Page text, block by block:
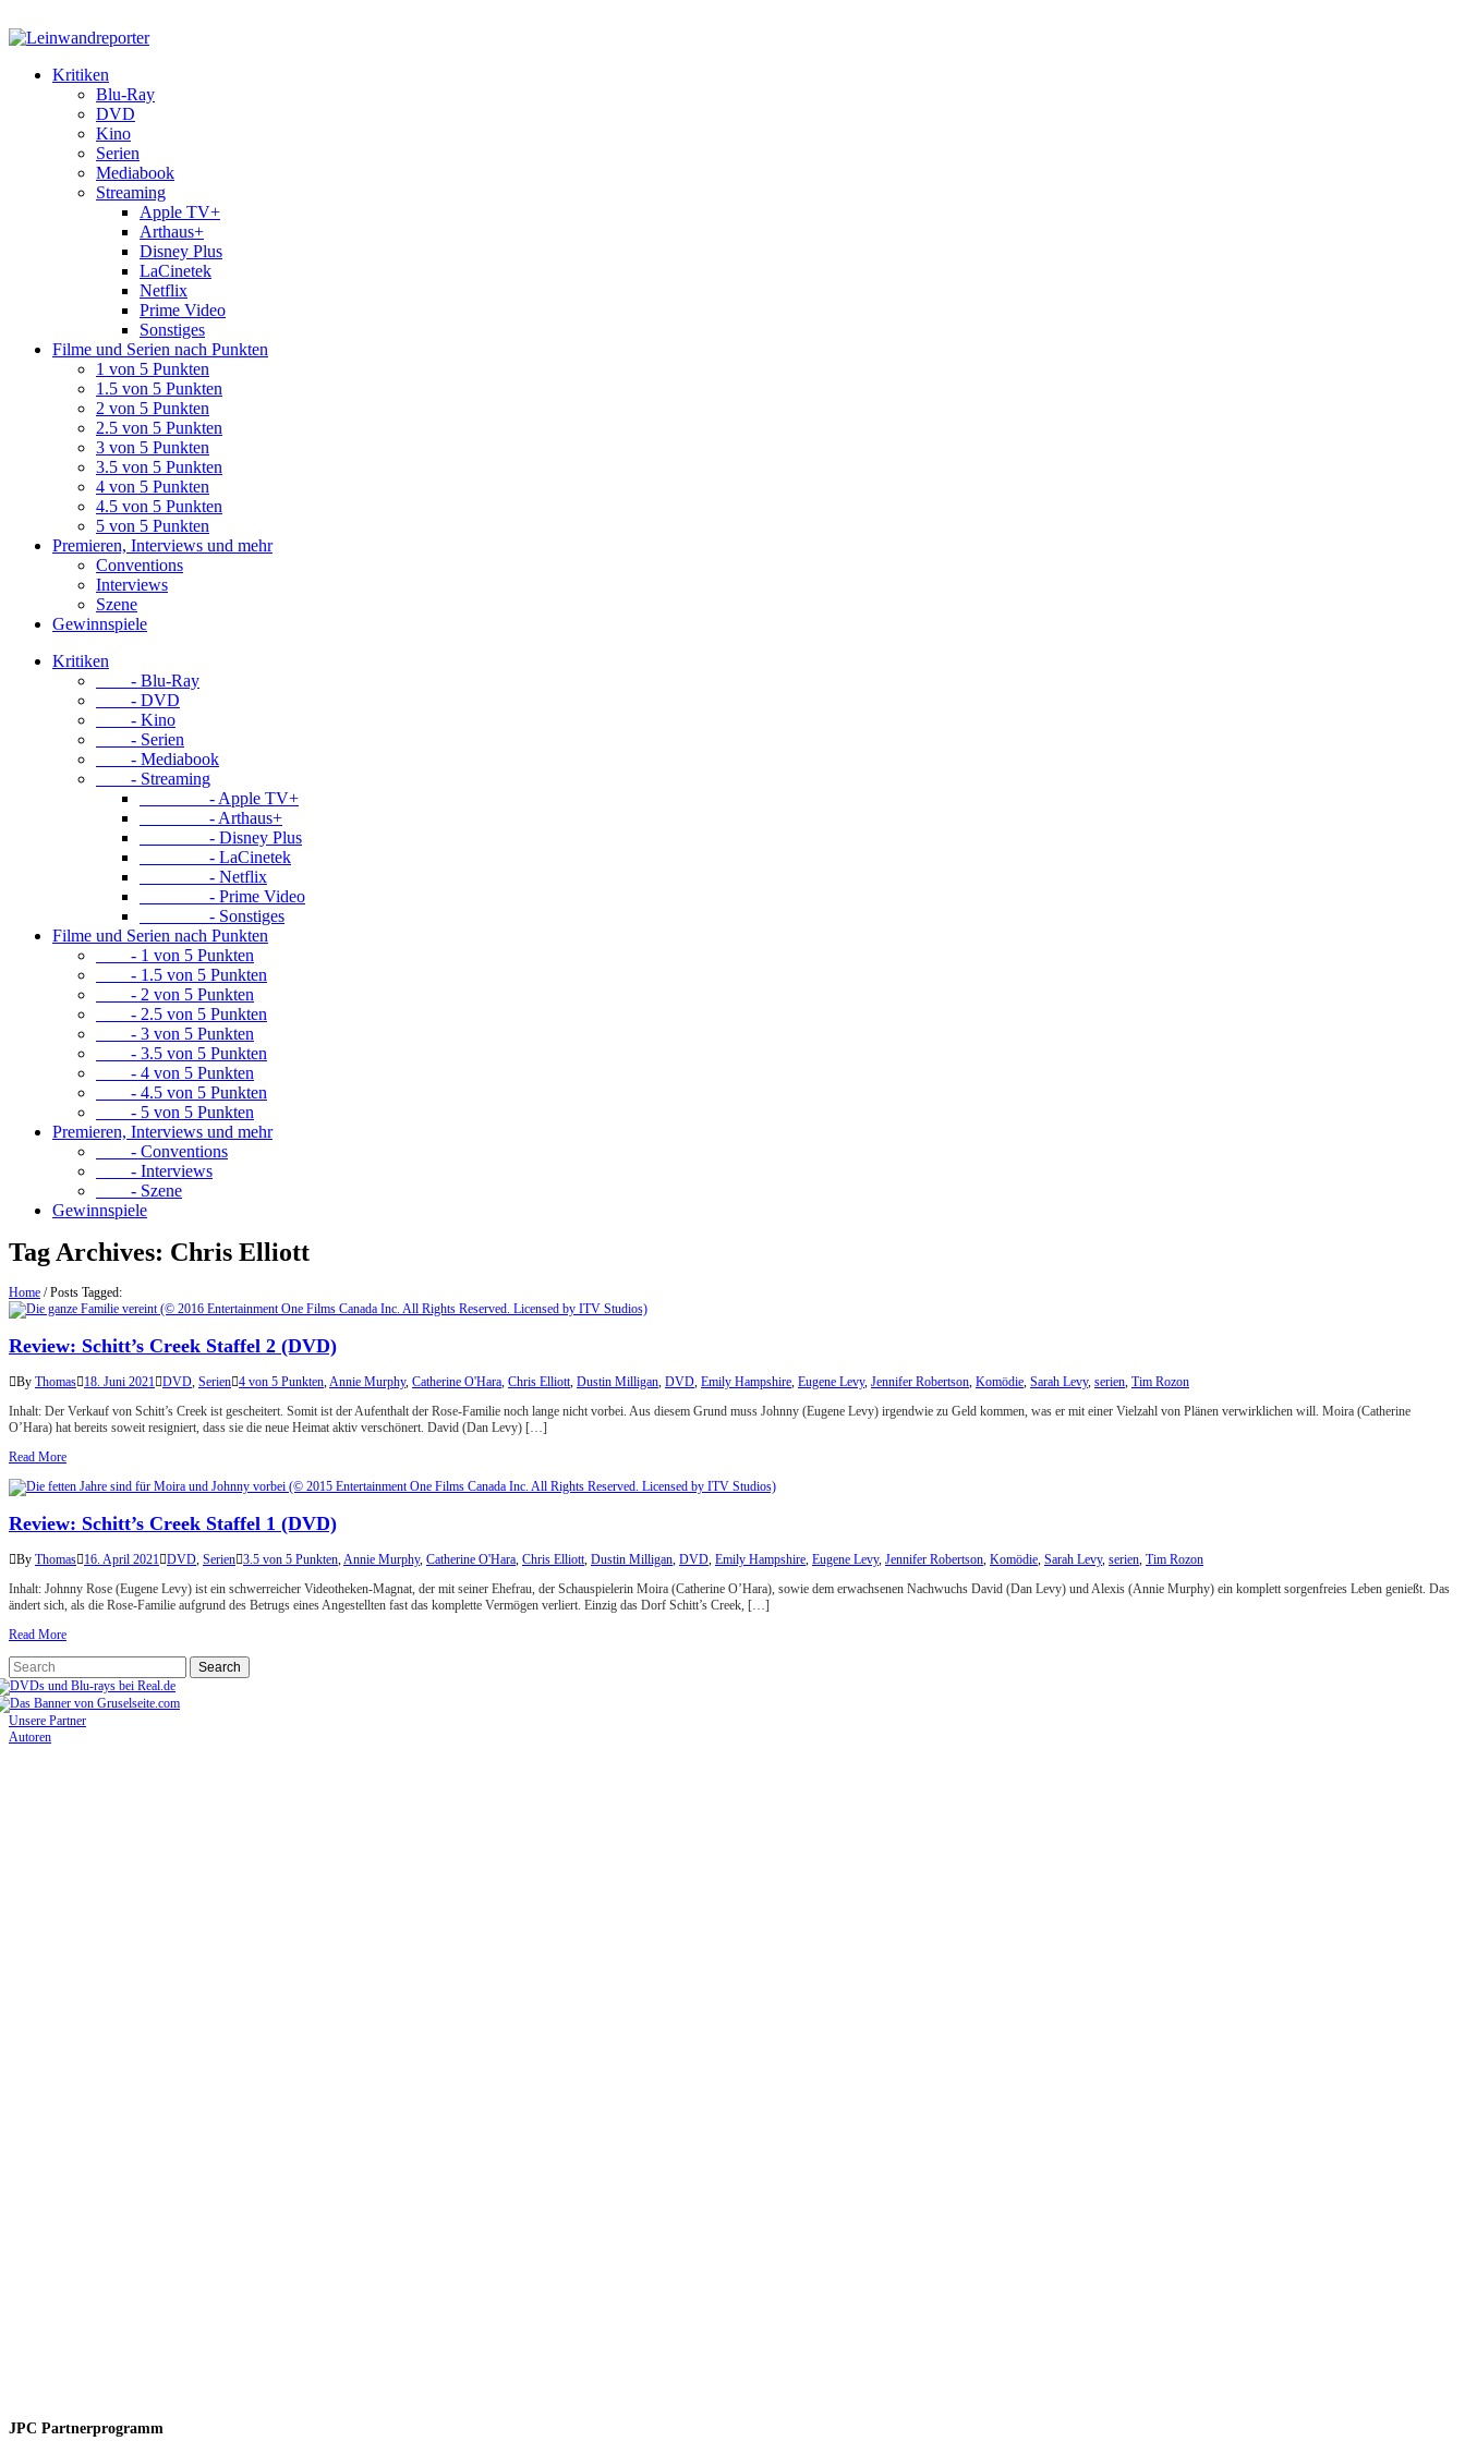
Kritiken
Blu-Ray
DVD
Kino
Serien
Mediabook
Streaming
Apple TV+
Arthaus+
Disney Plus
LaCinetek
Netflix
Prime Video
Sonstiges
Filme und Serien nach Punkten
1 von 5 Punkten
1.5 von 5 Punkten
2 von 5 Punkten
2.5 von 5 Punkten
3 von 5 Punkten
3.5 von 5 Punkten
4 von 5 Punkten
4.5 von 5 Punkten
5 von 5 Punkten
Premieren, Interviews und mehr
Conventions
Interviews
Szene
Gewinnspiele
Kritiken
- Blu-Ray
- DVD
- Kino
- Serien
- Mediabook
- Streaming
- Apple TV+
- Arthaus+
- Disney Plus
- LaCinetek
- Netflix
- Prime Video
- Sonstiges
Filme und Serien nach Punkten
- 1 von 5 Punkten
- 1.5 von 5 Punkten
- 2 von 5 Punkten
- 2.5 von 5 Punkten
- 3 von 5 Punkten
- 3.5 von 5 Punkten
- 4 von 5 Punkten
- 4.5 von 5 Punkten
- 5 von 5 Punkten
Premieren, Interviews und mehr
- Conventions
- Interviews
- Szene
Gewinnspiele
Tag Archives: Chris Elliott
Home /Posts Tagged:
Review: Schitt’s Creek Staffel 2 (DVD)
By Thomas 18. Juni 2021 DVD, Serien 4 von 5 Punkten,Annie Murphy, Catherine O'Hara, Chris Elliott, Dustin Milligan, DVD, Emily Hampshire, Eugene Levy, Jennifer Robertson, Komödie, Sarah Levy, serien, Tim Rozon
Inhalt: Der Verkauf von Schitt’s Creek ist gescheitert. Somit ist der Aufenthalt der Rose-Familie noch lange nicht vorbei. Aus diesem Grund muss Johnny (Eugene Levy) irgendwie zu Geld kommen, was er mit einer Vielzahl von Plänen verwirklichen will. Moira (Catherine
O’Hara) hat bereits soweit resigniert, dass sie die neue Heimat aktiv verschönert. David (Dan Levy) […]
Read More
Review: Schitt’s Creek Staffel 1 (DVD)
By Thomas 16. April 2021 DVD, Serien 3.5 von 5 Punkten,Annie Murphy, Catherine O'Hara, Chris Elliott, Dustin Milligan, DVD, Emily Hampshire, Eugene Levy, Jennifer Robertson, Komödie, Sarah Levy, serien, Tim Rozon
Inhalt: Johnny Rose (Eugene Levy) ist ein schwerreicher Videotheken-Magnat, der mit seiner Ehefrau, der Schauspielerin Moira (Catherine O’Hara), sowie dem erwachsenen Nachwuchs David (Dan Levy) und Alexis (Annie Murphy) ein komplett sorgenfreies Leben genießt. Das
ändert sich, als die Rose-Familie aufgrund des Betrugs eines Angestellten fast das komplette Vermögen verliert. Einzig das Dorf Schitt’s Creek, […]
Read More
Unsere Partner
Autoren
JPC Partnerprogramm